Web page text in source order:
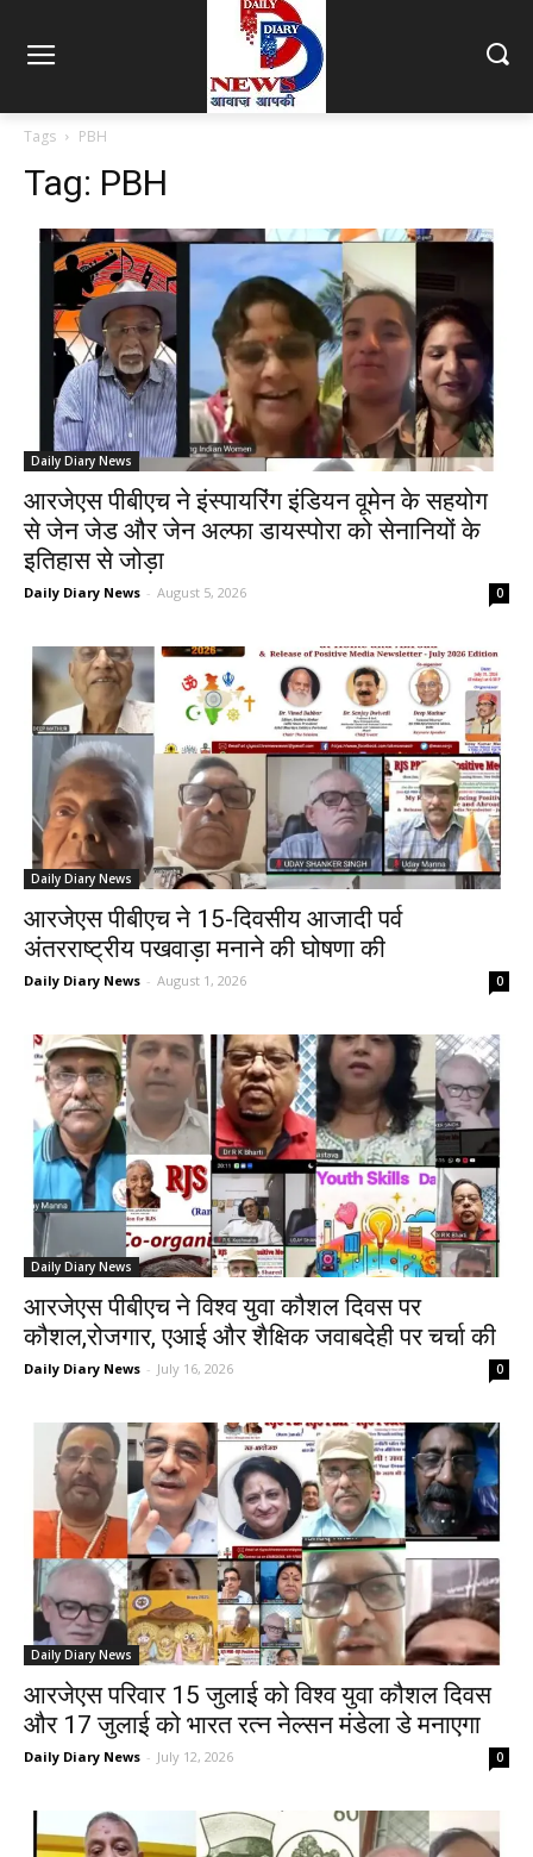
Tags PBH
Tag: PBH
Daily Diary News
आरजेएस पीबीएच ने इंस्पायरिंग इंडियन वूमेन के सहयोग
से जेन जेड और जेन अल्फा डायस्पोरा को सेनानियों के
इतिहास से जोड़ा
Daily Diary News - August 5, 2026 0
Daily Diary News
आरजेएस पीबीएच ने 15-दिवसीय आजादी पर्व
अंतरराष्ट्रीय पखवाड़ा मनाने की घोषणा की
Daily Diary News - August 1, 2026 0
Daily Diary News
आरजेएस पीबीएच ने विश्व युवा कौशल दिवस पर
कौशल,रोजगार, एआई और शैक्षिक जवाबदेही पर चर्चा की
Daily Diary News - July 16, 2026 0
Daily Diary News
आरजेएस परिवार 15 जुलाई को विश्व युवा कौशल दिवस
और 17 जुलाई को भारत रत्न नेल्सन मंडेला डे मनाएगा
Daily Diary News - July 12, 2026 0